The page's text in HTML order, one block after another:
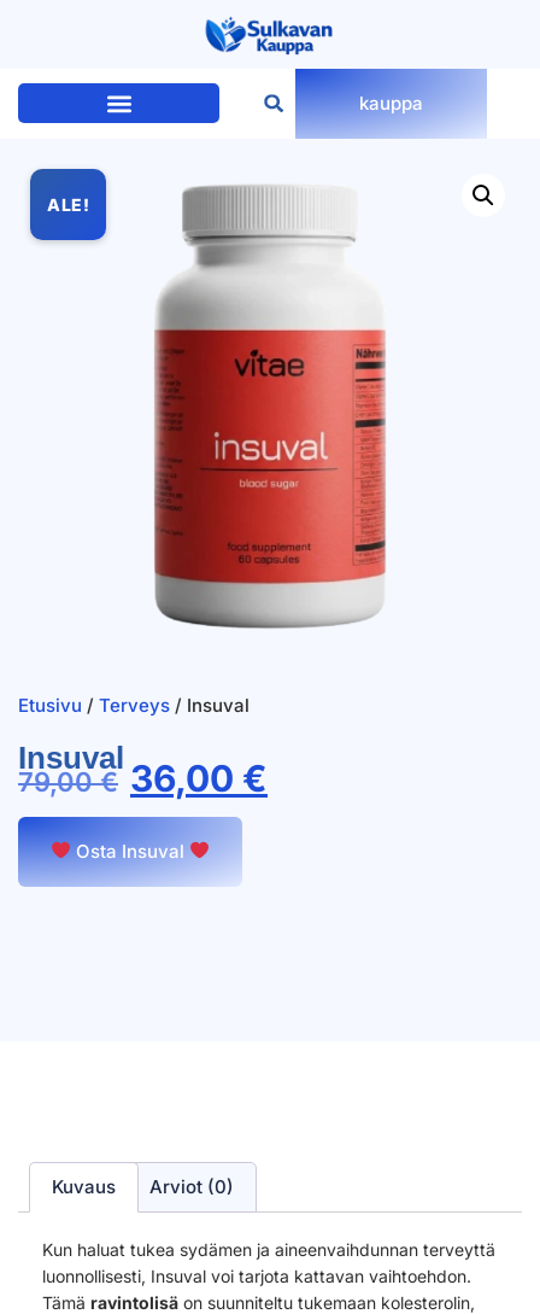
kauppa
ALE!
Etusivu / Terveys / Insuval
Insuval
79,00€ 36,00 €
Osta Insuval
Kuvaus Arviot (0)
Kun haluat tukea sydämen ja aineenvaihdunnan terveyttä
luonnollisesti, Insuval voi tarjota kattavan vaihtoehdon.
Tämä ravintolisä on suunniteltu tukemaan kolesterolin,